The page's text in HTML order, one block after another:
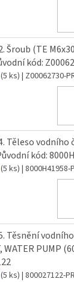
Šroub (TE
kód:
(5 ks) | Z00062730-
Těleso vodního
kód:
(5 ks) | 8000H41958-
Těsnění
WATER PUMP
(5 ks) | 800027122-